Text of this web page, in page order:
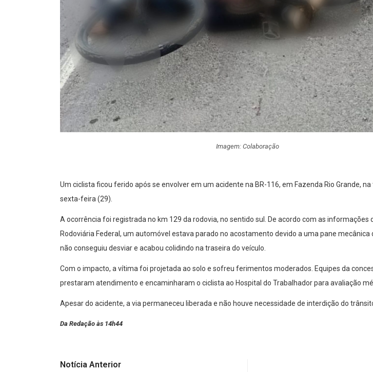
Imagem: Colaboração
Um ciclista ficou ferido após se envolver em um acidente na BR-116, em Fazenda Rio Grande,
sexta-feira (29).
A ocorrência foi registrada no km 129 da rodovia, no sentido sul. De acordo com as informações
Rodoviária Federal, um automóvel estava parado no acostamento devido a uma pane mecânica
não conseguiu desviar e acabou colidindo na traseira do veículo.
Com o impacto, a vítima foi projetada ao solo e sofreu ferimentos moderados. Equipes da
prestaram atendimento e encaminharam o ciclista ao Hospital do Trabalhador para avaliação
Apesar do acidente, a via permaneceu liberada e não houve necessidade de interdição do
Da Redação às 14h44
Notícia Anterior